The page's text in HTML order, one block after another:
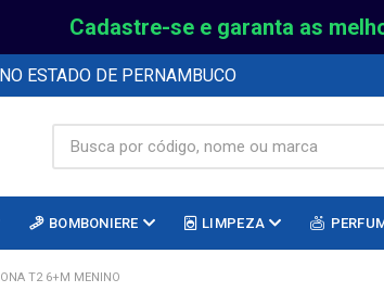
Cadastre-se e garanta as
ESTADO DE PERNAMBUCO
BOMBONIERE LIMPEZA
T2 6+M MENINO